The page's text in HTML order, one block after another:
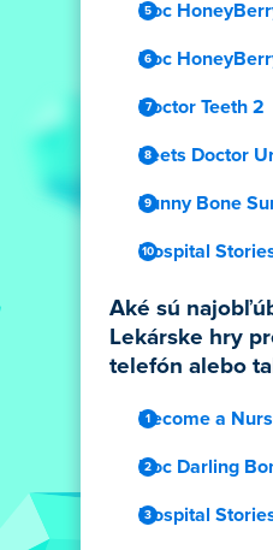
Doc
Doc
Doctor Teeth 2
Feets Doctor
Funny Bone
Hospital
Aké sú
Lekárske hry
telefón alebo
Become a
Doc Darling
Hospital